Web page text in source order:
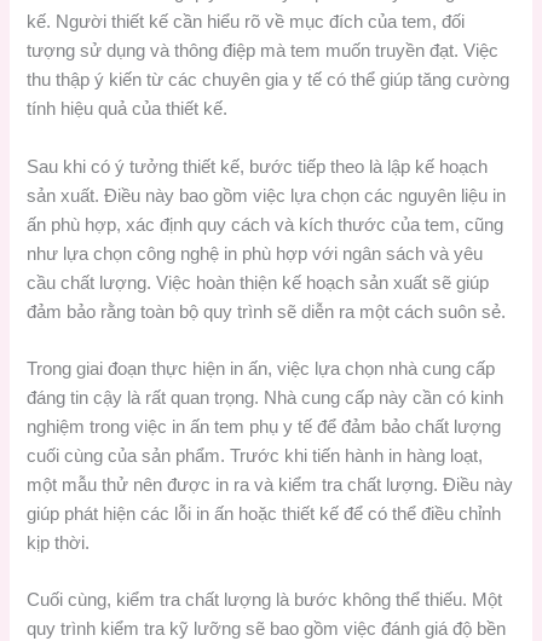
kế. Người thiết kế cần hiểu rõ về mục đích của tem, đối
tượng sử dụng và thông điệp mà tem muốn truyền đạt. Việc
thu thập ý kiến từ các chuyên gia y tế có thể giúp tăng cường
tính hiệu quả của thiết kế.
Sau khi có ý tưởng thiết kế, bước tiếp theo là lập kế hoạch
sản xuất. Điều này bao gồm việc lựa chọn các nguyên liệu in
ấn phù hợp, xác định quy cách và kích thước của tem, cũng
như lựa chọn công nghệ in phù hợp với ngân sách và yêu
cầu chất lượng. Việc hoàn thiện kế hoạch sản xuất sẽ giúp
đảm bảo rằng toàn bộ quy trình sẽ diễn ra một cách suôn sẻ.
Trong giai đoạn thực hiện in ấn, việc lựa chọn nhà cung cấp
đáng tin cậy là rất quan trọng. Nhà cung cấp này cần có kinh
nghiệm trong việc in ấn tem phụ y tế để đảm bảo chất lượng
cuối cùng của sản phẩm. Trước khi tiến hành in hàng loạt,
một mẫu thử nên được in ra và kiểm tra chất lượng. Điều này
giúp phát hiện các lỗi in ấn hoặc thiết kế để có thể điều chỉnh
kịp thời.
Cuối cùng, kiểm tra chất lượng là bước không thể thiếu. Một
quy trình kiểm tra kỹ lưỡng sẽ bao gồm việc đánh giá độ bền